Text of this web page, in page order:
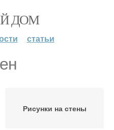
ДОМ
статьи
Рисунки на стены